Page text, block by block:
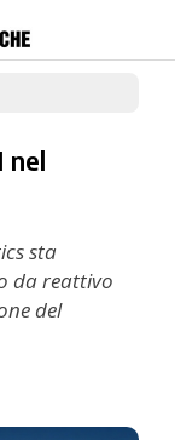
nel
sta
da reattivo
del